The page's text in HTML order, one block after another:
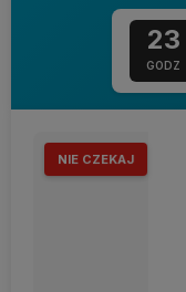
23
GODZ
NIE CZEKAJ